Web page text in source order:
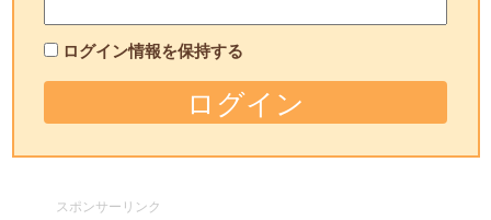
ログイン情報を保持する
スポンサーリンク